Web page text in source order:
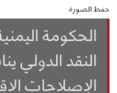
حفظ الصورة
الحكومة
النقد الدولي
الإصلاحات